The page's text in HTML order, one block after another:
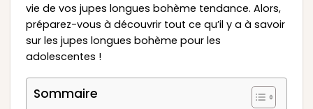
vie de vos jupes longues bohème tendance. Alors,
préparez-vous à découvrir tout ce qu’il y a à savoir
sur les jupes longues bohème pour les
adolescentes !
Sommaire